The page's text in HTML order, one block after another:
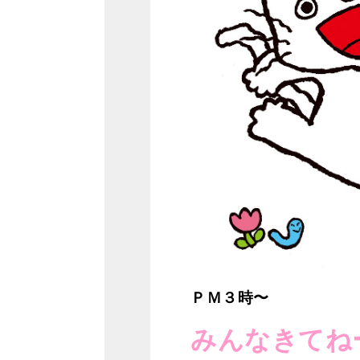
ＰＭ３時〜
みんなきてね